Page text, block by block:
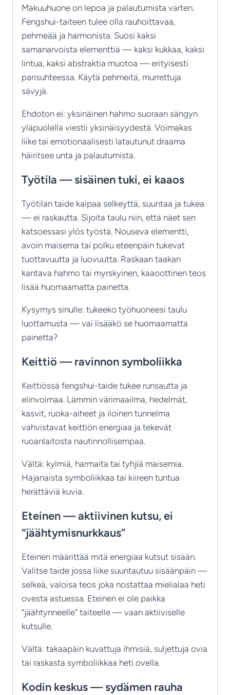
Makuuhuone on lepoa ja palautumista varten.
Fengshui-taiteen tulee olla rauhoittavaa,
pehmeää ja harmonista. Suosi kaksi
samanarvoista elementtiä — kaksi kukkaa, kaksi
lintua, kaksi abstraktia muotoa — erityisesti
parisuhteessa. Käytä pehmeitä, murrettuja
sävyjä.
Ehdoton ei: yksinäinen hahmo suoraan sängyn
yläpuolella viestii yksinäisyydestä. Voimakas
liike tai emotionaalisesti latautunut draama
häiritsee unta ja palautumista.
Työtila — sisäinen tuki, ei kaaos
Työtilan taide kaipaa selkeyttä, suuntaa ja tukea
— ei raskautta. Sijoita taulu niin, että näet sen
katsoessasi ylös työstä. Nouseva elementti,
avoin maisema tai polku eteenpäin tukevat
tuottavuutta ja luovuutta. Raskaan taakan
kantava hahmo tai myrskyinen, kaaoottinen teos
lisää huomaamatta painetta.
Kysymys sinulle: tukeeko työhuoneesi taulu
luottamusta — vai lisääkö se huomaamatta
painetta?
Keittiö — ravinnon symboliikka
Keittiössä fengshui-taide tukee runsautta ja
elinvoimaa. Lämmin värimaailma, hedelmät,
kasvit, ruoka-aiheet ja iloinen tunnelma
vahvistavat keittiön energiaa ja tekevät
ruoanlaitosta nautinnollisempaa.
Vältä: kylmiä, harmaita tai tyhjiä maisemia.
Hajanaista symboliikkaa tai kiireen tuntua
herättäviä kuvia.
Eteinen — aktiivinen kutsu, ei
“jäähtymisnurkkaus”
Eteinen määrittää mitä energiaa kutsut sisään.
Valitse taide jossa liike suuntautuu sisäänpäin —
selkeä, valoisa teos joka nostattaa mielialaa heti
ovesta astuessa. Eteinen ei ole paikka
“jäähtynneelle” taiteelle — vaan aktiiviselle
kutsulle.
Vältä: takaapäin kuvattuja ihmisiä, suljettuja ovia
tai raskasta symboliikkaa heti ovella.
Kodin keskus — sydämen rauha